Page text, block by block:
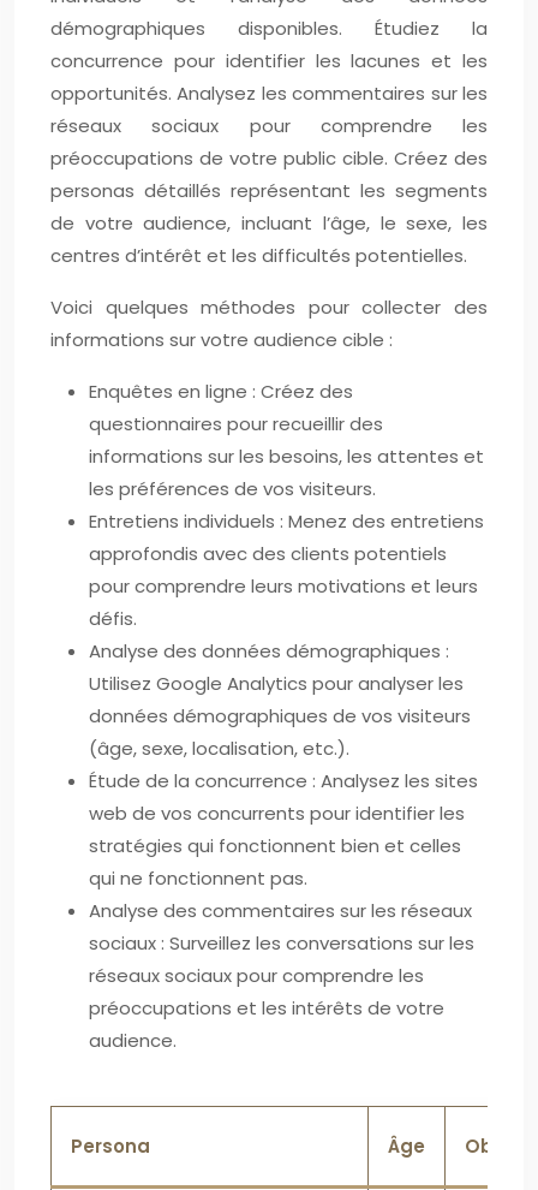
démographiques disponibles. Étudiez la
concurrence pour identifier les lacunes et les
opportunités. Analysez les commentaires sur les
réseaux sociaux pour comprendre les
préoccupations de votre public cible. Créez des
personas détaillés représentant les segments
de votre audience, incluant l’âge, le sexe, les
centres d’intérêt et les difficultés potentielles.
Voici quelques méthodes pour collecter des
informations sur votre audience cible :
Enquêtes en ligne : Créez des
questionnaires pour recueillir des
informations sur les besoins, les attentes et
les préférences de vos visiteurs.
Entretiens individuels : Menez des entretiens
approfondis avec des clients potentiels
pour comprendre leurs motivations et leurs
défis.
Analyse des données démographiques :
Utilisez Google Analytics pour analyser les
données démographiques de vos visiteurs
(âge, sexe, localisation, etc.).
Étude de la concurrence : Analysez les sites
web de vos concurrents pour identifier les
stratégies qui fonctionnent bien et celles
qui ne fonctionnent pas.
Analyse des commentaires sur les réseaux
sociaux : Surveillez les conversations sur les
réseaux sociaux pour comprendre les
préoccupations et les intérêts de votre
audience.
Persona Âge